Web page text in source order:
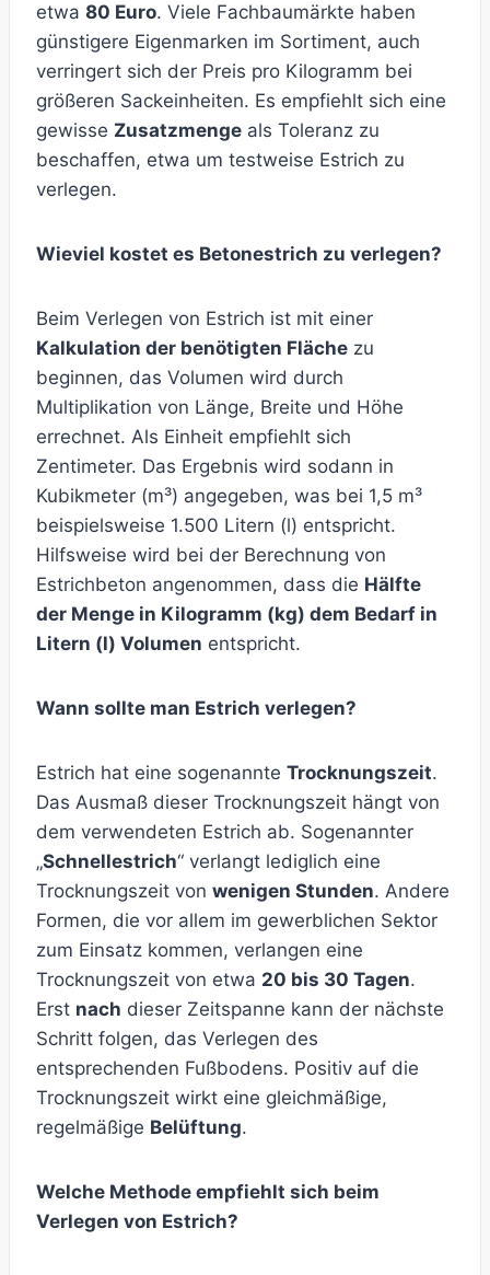
etwa 80 Euro. Viele Fachbaumärkte haben
günstigere Eigenmarken im Sortiment, auch
verringert sich der Preis pro Kilogramm bei
größeren Sackeinheiten. Es empfiehlt sich eine
gewisse Zusatzmenge als Toleranz zu
beschaffen, etwa um testweise Estrich zu
verlegen.
Wieviel kostet es Betonestrich zu verlegen?
Beim Verlegen von Estrich ist mit einer
Kalkulation der benötigten Fläche zu
beginnen, das Volumen wird durch
Multiplikation von Länge, Breite und Höhe
errechnet. Als Einheit empfiehlt sich
Zentimeter. Das Ergebnis wird sodann in
Kubikmeter (m³) angegeben, was bei 1,5 m³
beispielsweise 1.500 Litern (l) entspricht.
Hilfsweise wird bei der Berechnung von
Estrichbeton angenommen, dass die Hälfte
der Menge in Kilogramm (kg) dem Bedarf in
Litern (l) Volumen entspricht.
Wann sollte man Estrich verlegen?
Estrich hat eine sogenannte Trocknungszeit.
Das Ausmaß dieser Trocknungszeit hängt von
dem verwendeten Estrich ab. Sogenannter
„Schnellestrich“ verlangt lediglich eine
Trocknungszeit von wenigen Stunden. Andere
Formen, die vor allem im gewerblichen Sektor
zum Einsatz kommen, verlangen eine
Trocknungszeit von etwa 20 bis 30 Tagen.
Erst nach dieser Zeitspanne kann der nächste
Schritt folgen, das Verlegen des
entsprechenden Fußbodens. Positiv auf die
Trocknungszeit wirkt eine gleichmäßige,
regelmäßige Belüftung.
Welche Methode empfiehlt sich beim
Verlegen von Estrich?